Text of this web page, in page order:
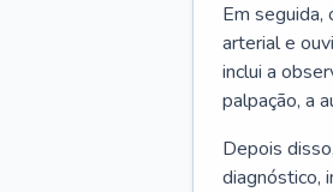
Em seguida,
arterial e
inclui a
palpação, a
Depois
diagnóstico,